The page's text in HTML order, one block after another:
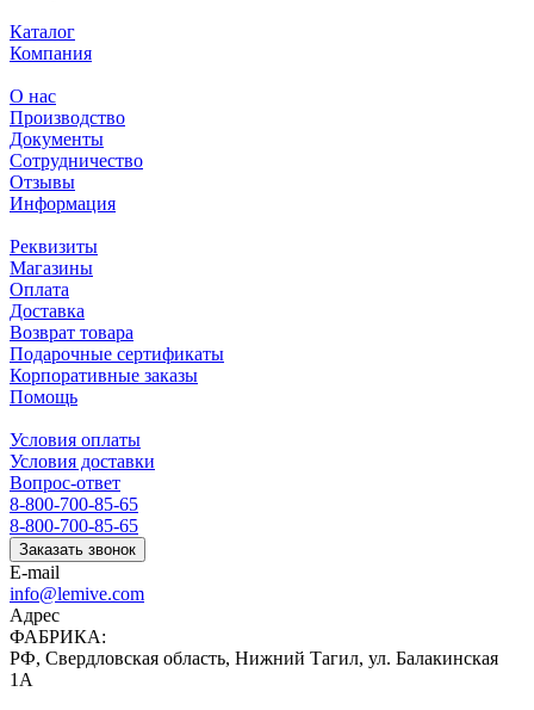
Каталог
Компания
О нас
Производство
Документы
Сотрудничество
Отзывы
Информация
Реквизиты
Магазины
Оплата
Доставка
Возврат товара
Подарочные сертификаты
Корпоративные заказы
Помощь
Условия оплаты
Условия доставки
Вопрос-ответ
8-800-700-85-65
8-800-700-85-65
Заказать звонок
E-mail
info@lemive.com
Адрес
ФАБРИКА:
РФ, Свердловская область, Нижний Тагил, ул. Балакинская
1А